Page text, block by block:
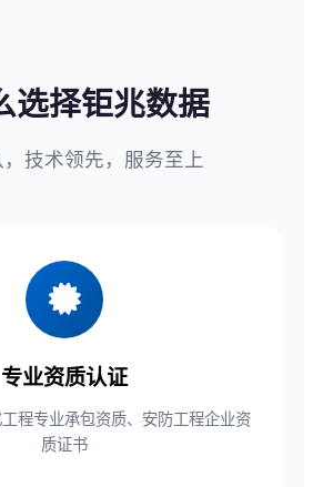
选择钜兆数据
技术领先，服务至上
专业资质认证
程专业承包资质、安防工程企业资
质证书